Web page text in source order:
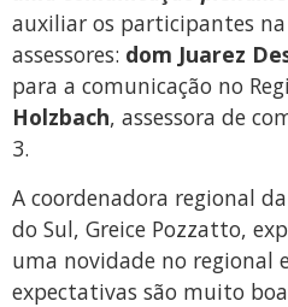
auxiliar os participantes na
assessores: dom Juarez
para a comunicação no
Holzbach, assessora de
3.
A coordenadora regional
do Sul, Greice Pozzatto,
uma novidade no regional
expectativas são muito